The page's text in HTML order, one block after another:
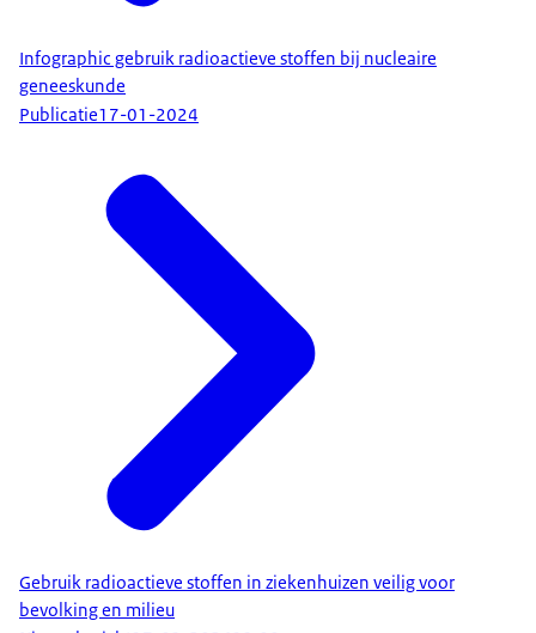
Infographic gebruik radioactieve stoffen bij nucleaire
geneeskunde
Publicatie17-01-2024
Gebruik radioactieve stoffen in ziekenhuizen veilig voor
bevolking en milieu